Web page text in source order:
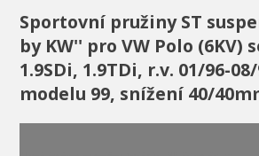
Sportovní pružiny ST
by KW'' pro VW Polo (6KV)
1.9SDi, 1.9TDi, r.v. 01/96-
modelu 99, snížení 40/